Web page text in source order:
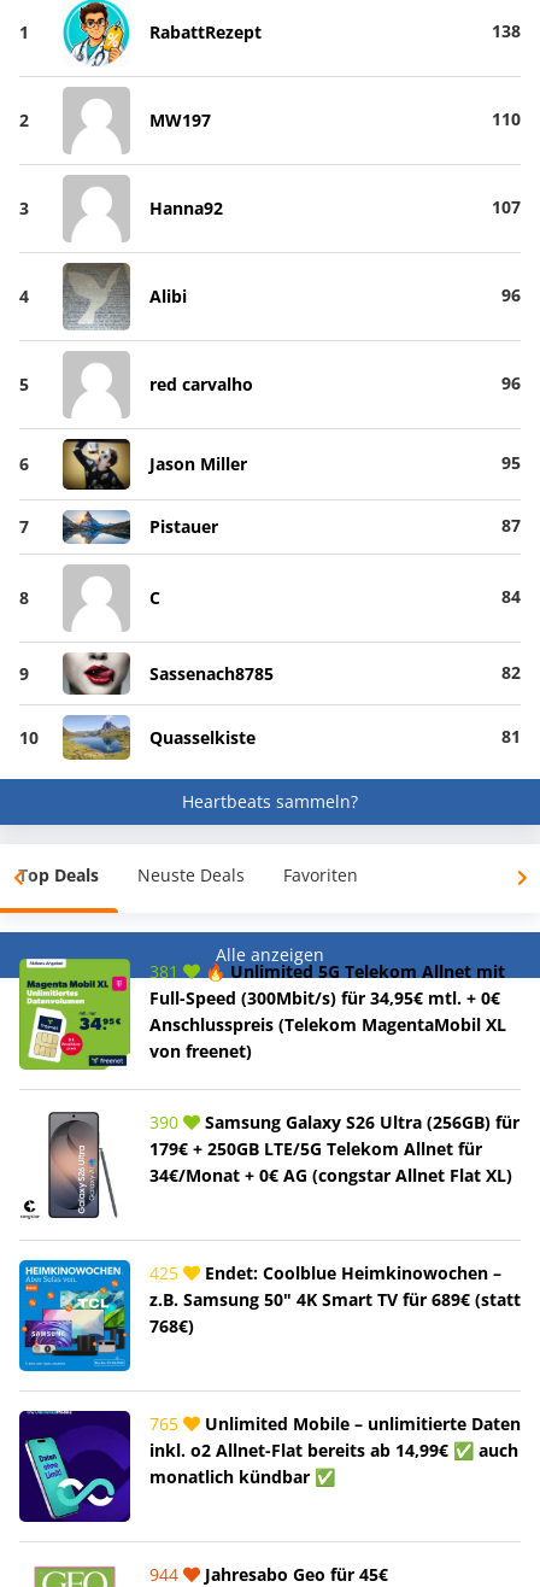
1 RabattRezept 138
2 MW197 110
3 Hanna92 107
4 Alibi 96
5 red carvalho 96
6 Jason Miller 95
7 Pistauer 87
8 C 84
9 Sassenach8785 82
10 Quasselkiste 81
Heartbeats sammeln?
Top Deals Neuste Deals Favoriten
Alle anzeigen
381
🔥 Unlimited 5G Telekom Allnet mit
Full-Speed (300Mbit/s) für 34,95€ mtl. + 0€
Anschlusspreis (Telekom MagentaMobil XL
von freenet)
390
Samsung Galaxy S26 Ultra (256GB) für
179€ + 250GB LTE/5G Telekom Allnet für
34€/Monat + 0€ AG (congstar Allnet Flat XL)
425
Endet: Coolblue Heimkinowochen –
z.B. Samsung 50" 4K Smart TV für 689€ (statt
768€)
765
Unlimited Mobile – unlimitierte Daten
inkl. o2 Allnet-Flat bereits ab 14,99€ ✅ auch
monatlich kündbar ✅
944 Jahresabo Geo für 45€